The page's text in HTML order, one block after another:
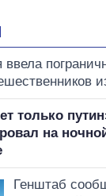
ввела
только
на
Генштаб